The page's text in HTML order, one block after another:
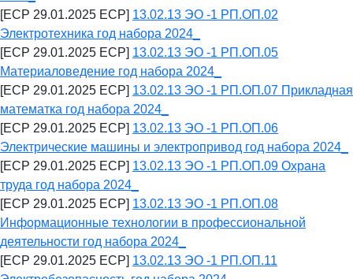
[ECP 29.01.2025 ECP] 13.02.13 ЭО -1 РП.ОП.02
Электротехника год набора 2024_
[ECP 29.01.2025 ECP] 13.02.13 ЭО -1 РП.ОП.05
Материаловедение год набора 2024_
[ECP 29.01.2025 ECP] 13.02.13 ЭО -1 РП.ОП.07 Прикладная
математка год набора 2024_
[ECP 29.01.2025 ECP] 13.02.13 ЭО -1 РП.ОП.06
Электрические машины и электропривод год набора 2024_
[ECP 29.01.2025 ECP] 13.02.13 ЭО -1 РП.ОП.09 Охрана
труда год набора 2024_
[ECP 29.01.2025 ECP] 13.02.13 ЭО -1 РП.ОП.08
Информационные технологии в профессиональной
деятельности год набора 2024_
[ECP 29.01.2025 ECP] 13.02.13 ЭО -1 РП.ОП.11